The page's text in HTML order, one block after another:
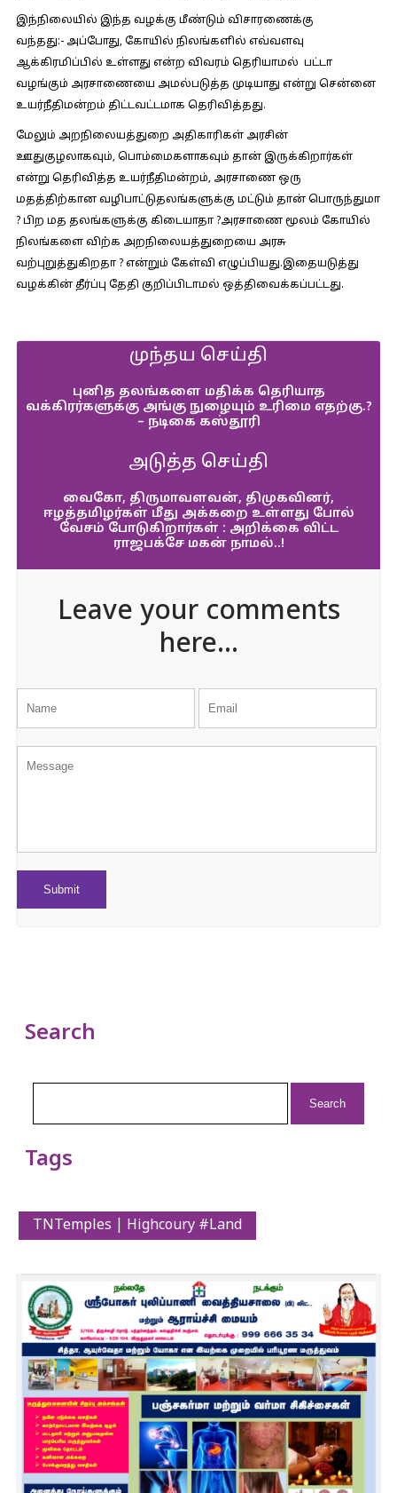
இந்நிலையில் இந்த வழக்கு மீண்டும் விசாரணைக்கு
வந்தது:- அப்போது, கோயில் நிலங்களில் எவ்வளவு
ஆக்கிரமிப்பில் உள்ளது என்ற விவரம் தெரியாமல் பட்டா
வழங்கும் அரசாணையை அமல்படுத்த முடியாது என்று சென்னை
உயர்நீதிமன்றம் திட்டவட்டமாக தெரிவித்தது.
மேலும் அறநிலையத்துறை அதிகாரிகள் அரசின்
ஊதுகுழலாகவும், பொம்மைகளாகவும் தான் இருக்கிறார்கள்
என்று தெரிவித்த உயர்நீதிமன்றம், அரசாணை ஒரு
மதத்திற்கான வழிபாட்டுதலங்களுக்கு மட்டும் தான் பொருந்துமா
? பிற மத தலங்களுக்கு கிடையாதா ?அரசாணை மூலம் கோயில்
நிலங்களை விற்க அறநிலையத்துறையை அரசு
வற்புறுத்துகிறதா ? என்றும் கேள்வி எழுப்பியது.இதையடுத்து
வழக்கின் தீர்ப்பு தேதி குறிப்பிடாமல் ஒத்திவைக்கப்பட்டது.
முந்தய செய்தி
புனித தலங்களை மதிக்க தெரியாத
வக்கிரர்களுக்கு அங்கு நுழையும் உரிமை எதற்கு.?
– நடிகை கஸ்தூரி
அடுத்த செய்தி
வைகோ, திருமாவளவன், திமுகவினர்,
ஈழத்தமிழர்கள் மீது அக்கறை உள்ளது போல்
வேசம் போடுகிறார்கள் : அறிக்கை விட்ட
ராஜபக்சே மகன் நாமல்..!
Leave your comments
here...
Search
Tags
TNTemples | Highcoury #Land